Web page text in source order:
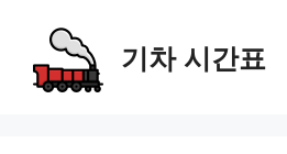
content
기차 시간표